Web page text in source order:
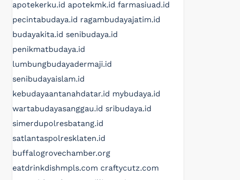
apotekerku.id apotekmk.id farmasiuad.id
pecintabudaya.id ragambudayajatim.id
budayakita.id senibudaya.id
penikmatbudaya.id
lumbungbudayadermaji.id
senibudayaislam.id
kebudayaantanahdatar.id mybudaya.id
wartabudayasanggau.id sribudaya.id
simerdupolresbatang.id
satlantaspolresklaten.id
buffalogrovechamber.org
eatdrinkdishmpls.com craftycutz.com